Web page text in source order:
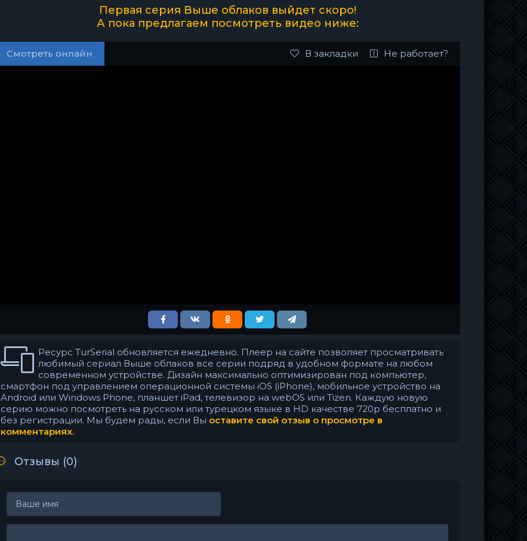
Первая серия Выше облаков выйдет скоро!
А пока предлагаем посмотреть видео ниже:
Смотреть онлайн В закладки Не работает?
Ресурс TurSerial обновляется ежедневно. Плеер на сайте позволяет просматривать
любимый сериал Выше облаков все серии подряд в удобном формате на любом
современном устройстве. Дизайн максимально оптимизирован под компьютер,
смартфон под управлением операционной системы iOS (iPhone), мобильное устройство на
Android или Windows Phone, планшет iPad, телевизор на webOS или Tizen. Каждую новую
серию можно посмотреть на русском или турецком языке в HD качестве 720p бесплатно и
без регистрации. Мы будем рады, если Вы оставите свой отзыв о просмотре в
комментариях.
Отзывы (0)